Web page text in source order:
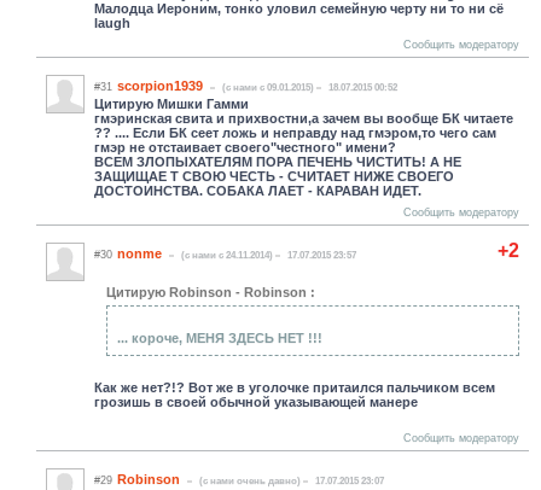
Малодца Иероним, тонко уловил семейную черту ни то ни сё
laugh
Сообщить модератору
#31 scorpion1939 (c нами с 09.01.2015) 18.07.2015 00:52
Цитирую Мишки Гамми
гмэринская свита и прихвостни,а зачем вы вообще БК читаете
?? .... Если БК сеет ложь и неправду над гмэром,то чего сам
гмэр не отстаивает своего"честного" имени?
ВСЕМ ЗЛОПЫХАТЕЛЯМ ПОРА ПЕЧЕНЬ ЧИСТИТЬ! А НЕ
ЗАЩИЩАЕ Т СВОЮ ЧЕСТЬ - СЧИТАЕТ НИЖЕ СВОЕГО
ДОСТОИНСТВА. СОБАКА ЛАЕТ - КАРАВАН ИДЕТ.
Сообщить модератору
+2
#30 nonme (c нами с 24.11.2014) 17.07.2015 23:57
Цитирую Robinson - Robinson :
... короче, МЕНЯ ЗДЕСЬ НЕТ !!!
Как же нет?!? Вот же в уголочке притаился пальчиком всем
грозишь в своей обычной указывающей манере
Сообщить модератору
#29 Robinson (c нами очень давно) 17.07.2015 23:07